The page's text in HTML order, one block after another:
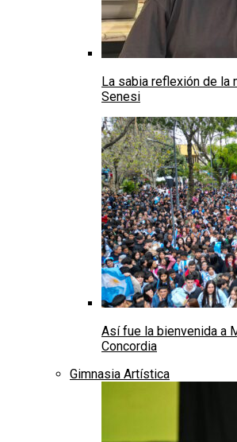
La sabia reflexión de la
Senesi
Así fue la bienvenida a
Concordia
Gimnasia Artística